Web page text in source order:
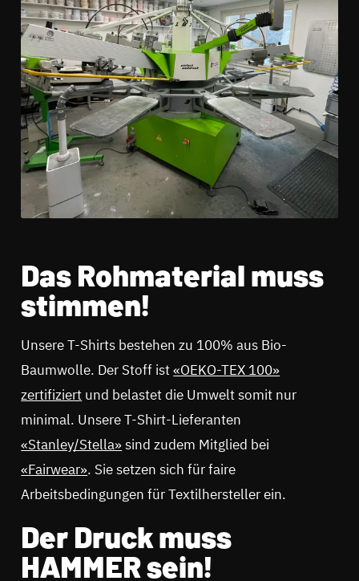
Das Rohmaterial muss
stimmen!
Unsere T-Shirts bestehen zu 100% aus Bio-
Baumwolle. Der Stoff ist«OEKO-TEX 100»
zertifiziert und belastet die Umwelt somit nur
minimal. Unsere T-Shirt-Lieferanten
«Stanley/Stella» sind zudem Mitglied bei
«Fairwear». Sie setzen sich für faire
Arbeitsbedingungen für Textilhersteller ein.
Der Druck muss
HAMMER sein!